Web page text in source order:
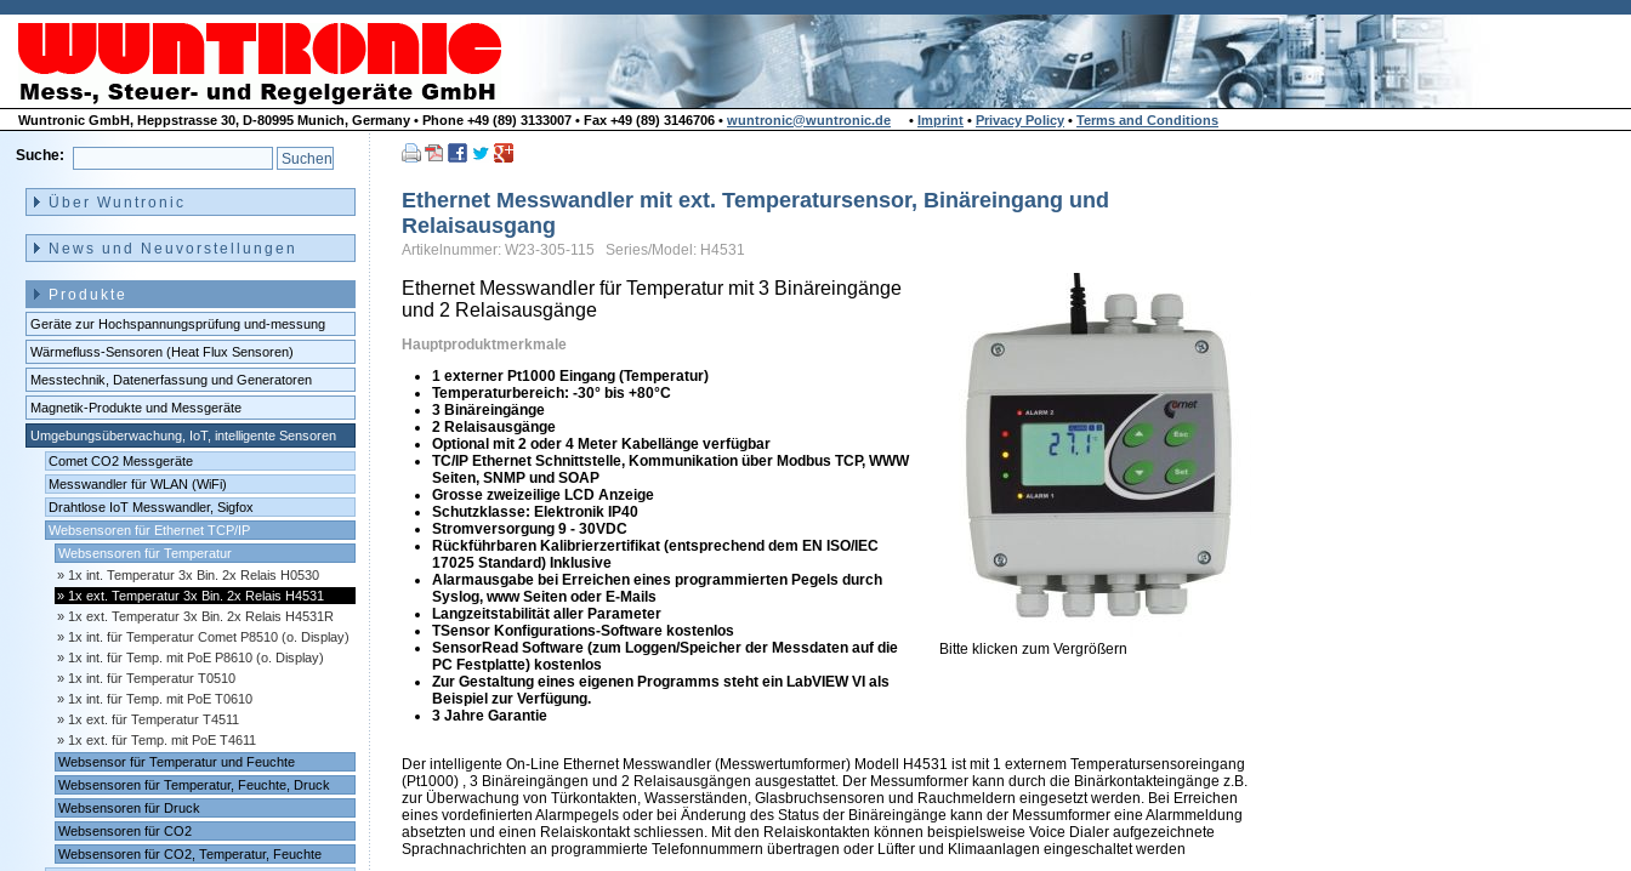
Wuntronic GmbH, Heppstrasse 30, D-80995 Munich, Germany • Phone +49 (89) 3133007 • Fax +49 (89) 3146706 • wuntronic@wuntronic.de • Imprint • Privacy Policy • Terms and Conditions
Ethernet Messwandler mit ext. Temperatursensor, Binäreingang und
Relaisausgang
Artikelnummer: W23-305-115 Series/Model: H4531
Bitte klicken zum Vergrößern
Ethernet Messwandler für Temperatur mit 3 Binäreingänge
und 2 Relaisausgänge
Hauptproduktmerkmale
1 externer Pt1000 Eingang (Temperatur)
Temperaturbereich: -30° bis +80°C
3 Binäreingänge
2 Relaisausgänge
Optional mit 2 oder 4 Meter Kabellänge verfügbar
TC/IP Ethernet Schnittstelle, Kommunikation über Modbus TCP, WWW
Seiten, SNMP und SOAP
Grosse zweizeilige LCD Anzeige
Schutzklasse: Elektronik IP40
Stromversorgung 9 - 30VDC
Rückführbaren Kalibrierzertifikat (entsprechend dem EN ISO/IEC
17025 Standard) Inklusive
Alarmausgabe bei Erreichen eines programmierten Pegels durch
Syslog, www Seiten oder E-Mails
Langzeitstabilität aller Parameter
TSensor Konfigurations-Software kostenlos
SensorRead Software (zum Loggen/Speicher der Messdaten auf die
PC Festplatte) kostenlos
Zur Gestaltung eines eigenen Programms steht ein LabVIEW VI als
Beispiel zur Verfügung.
3 Jahre Garantie
Der intelligente On-Line Ethernet Messwandler (Messwertumformer) Modell H4531 ist mit 1 externem Temperatursensoreingang
(Pt1000) , 3 Binäreingängen und 2 Relaisausgängen ausgestattet. Der Messumformer kann durch die Binärkontakteingänge z.B.
zur Überwachung von Türkontakten, Wasserständen, Glasbruchsensoren und Rauchmeldern eingesetzt werden. Bei Erreichen
eines vordefinierten Alarmpegels oder bei Änderung des Status der Binäreingänge kann der Messumformer eine Alarmmeldung
absetzten und einen Relaiskontakt schliessen. Mit den Relaiskontakten können beispielsweise Voice Dialer aufgezeichnete
Sprachnachrichten an programmierte Telefonnummern übertragen oder Lüfter und Klimaanlagen eingeschaltet werden
Suche:
überspringen
Über Wuntronic
News und Neuvorstellungen
Produkte
Geräte zur Hochspannungsprüfung und-messung
Wärmefluss-Sensoren (Heat Flux Sensoren)
Messtechnik, Datenerfassung und Generatoren
Magnetik-Produkte und Messgeräte
Umgebungsüberwachung, IoT, intelligente Sensoren
Comet CO2 Messgeräte
Messwandler für WLAN (WiFi)
Drahtlose IoT Messwandler, Sigfox
Websensoren für Ethernet TCP/IP
Websensoren für Temperatur
1x int. Temperatur 3x Bin. 2x Relais H0530
1x ext. Temperatur 3x Bin. 2x Relais H4531
1x ext. Temperatur 3x Bin. 2x Relais H4531R
1x int. für Temperatur Comet P8510 (o. Display)
1x int. für Temp. mit PoE P8610 (o. Display)
1x int. für Temperatur T0510
1x int. für Temp. mit PoE T0610
1x ext. für Temperatur T4511
1x ext. für Temp. mit PoE T4611
Websensor für Temperatur und Feuchte
Websensoren für Temperatur, Feuchte, Druck
Websensoren für Druck
Websensoren für CO2
Websensoren für CO2, Temperatur, Feuchte